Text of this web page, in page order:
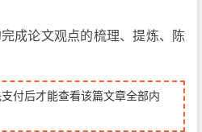
成论文观点的梳理、提炼、陈
付后才能查看该篇文章全部内